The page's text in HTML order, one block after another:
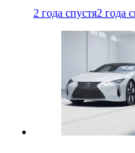
2 года спустя2 года